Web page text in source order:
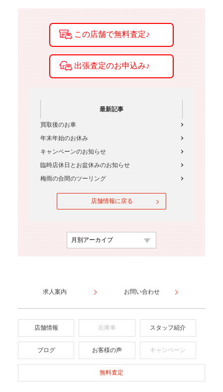
最新記事
買取後のお車
年末年始のお休み
キャンペーンのお知らせ
臨時店休日とお盆休みのお知らせ
梅雨の合間のツーリング
店舗情報に戻る
求人案内 お問い合わせ
店舗情報 在庫車 スタッフ紹介
ブログ お客様の声 キャンペーン
無料査定